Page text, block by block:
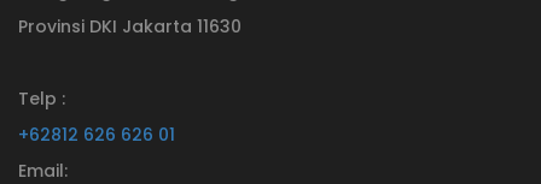
Provinsi DKI Jakarta 11630
Telp :
+62812 626 626 01
Email: